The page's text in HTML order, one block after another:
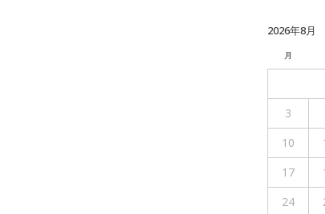
2026年8月
月
3
10
17
24